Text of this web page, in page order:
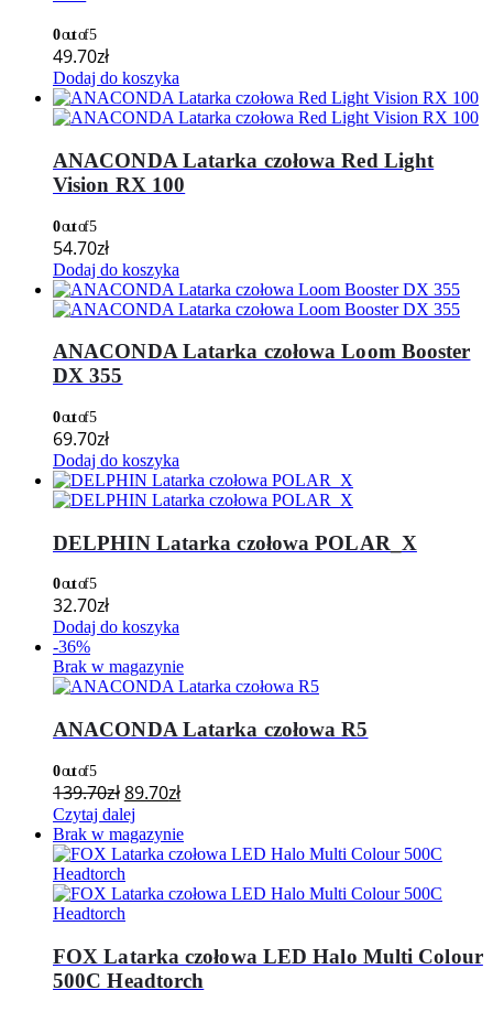
0out of 5
49.70zł
Dodaj do koszyka
ANACONDA Latarka czołowa Red Light
Vision RX 100
0out of 5
54.70zł
Dodaj do koszyka
ANACONDA Latarka czołowa Loom Booster
DX 355
0out of 5
69.70zł
Dodaj do koszyka
DELPHIN Latarka czołowa POLAR_X
0out of 5
32.70zł
Dodaj do koszyka
-36%
Brak w magazynie
ANACONDA Latarka czołowa R5
0out of 5
139.70zł89.70zł
Czytaj dalej
Brak w magazynie
FOX Latarka czołowa LED Halo Multi Colour
500C Headtorch